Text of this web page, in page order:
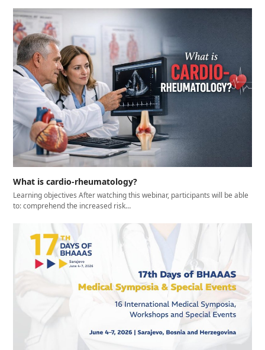
What is cardio-rheumatology?
Learning objectives After watching this webinar, participants will be able
to: comprehend the increased risk…